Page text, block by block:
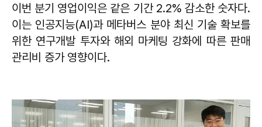
이번 분기 영업이익은 같은 기간 2.2% 감소한 숫자다.
이는 인공지능(AI)과 메타버스 분야 최신 기술 확보를
위한 연구개발 투자와 해외 마케팅 강화에 따른 판매
관리비 증가 영향이다.